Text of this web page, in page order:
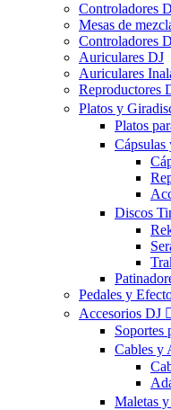
Controladores
Mesas de
Controladores
Auriculares DJ
Auriculares
Reproductores
Platos y
Platos
Cápsulas
Discos
Pedales y
Accesorios DJ 
Soportes
Cables y
Maletas